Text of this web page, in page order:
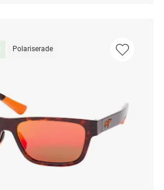
Polariserade